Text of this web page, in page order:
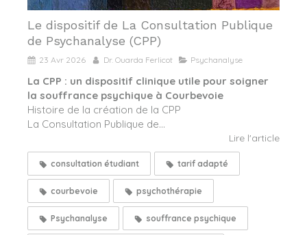
Le dispositif de La Consultation Publique
de Psychanalyse (CPP)
23 Avr 2026 Dr. Ouarda Ferlicot Psychanalyse
La CPP : un dispositif clinique utile pour soigner
la souffrance psychique à Courbevoie
Histoire de la création de la CPP
La Consultation Publique de...
Lire l'article
consultation étudiant tarif adapté
courbevoie psychothérapie
Psychanalyse souffrance psychique